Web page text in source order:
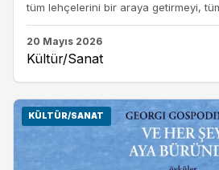
tüm lehçelerini bir araya getirmeyi,
20 Mayıs 2026
Kültür/Sanat
KÜLTÜR/SANAT